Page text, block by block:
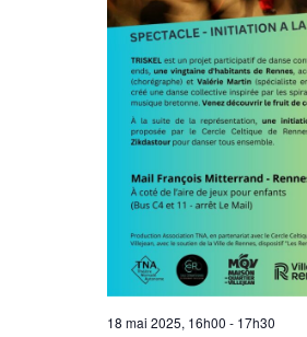
18 mai 2025, 16h00 - 17h30